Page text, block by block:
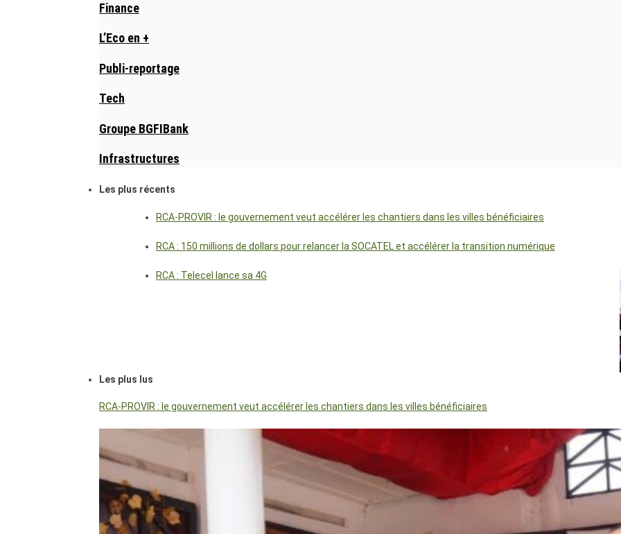
Finance
L’Eco en +
Publi-reportage
Tech
Groupe BGFIBank
Infrastructures
Les plus récents
RCA-PROVIR : le gouvernement veut accélérer les chantiers dans les villes bénéficiaires
RCA : 150 millions de dollars pour relancer la SOCATEL et accélérer la transition numérique
RCA : Telecel lance sa 4G
Les plus lus
RCA-PROVIR : le gouvernement veut accélérer les chantiers dans les villes bénéficiaires